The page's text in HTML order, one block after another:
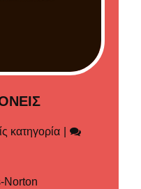
κατηγορία
Norton